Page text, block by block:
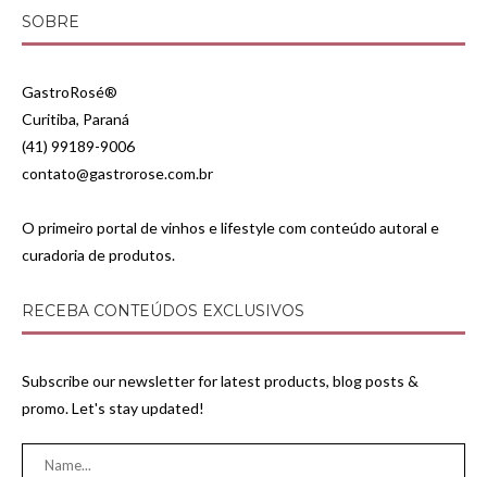
SOBRE
GastroRosé®
Curitiba, Paraná
(41) 99189-9006
contato@gastrorose.com.br
O primeiro portal de vinhos e lifestyle com conteúdo autoral e
curadoria de produtos.
RECEBA CONTEÚDOS EXCLUSIVOS
Subscribe our newsletter for latest products, blog posts &
promo. Let's stay updated!